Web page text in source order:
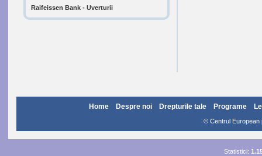
Raifeissen Bank - Uverturii
Home Despre noi Drepturile tale Programe
© Centrul European
Statistici: